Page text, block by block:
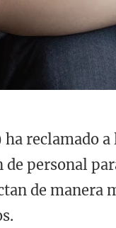
ha reclamado
personal
de